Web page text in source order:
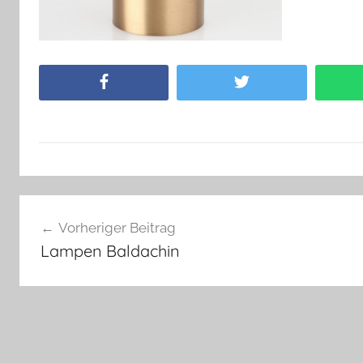
Twitter
Vorheriger Beitrag
Lampen Baldachin